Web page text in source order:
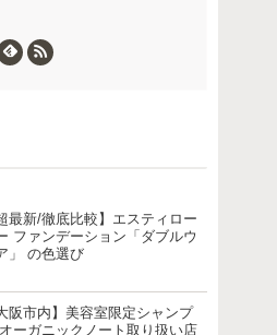
最新/徹底比較】エスティロー
ファンデーション「ダブルウ
」 の色選び
阪市内】美容室限定シャンプ
ーガニックノート取り扱い店